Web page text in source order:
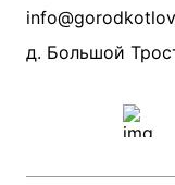
Производители
Прайс по монтажу
Проект систем
д. Большой